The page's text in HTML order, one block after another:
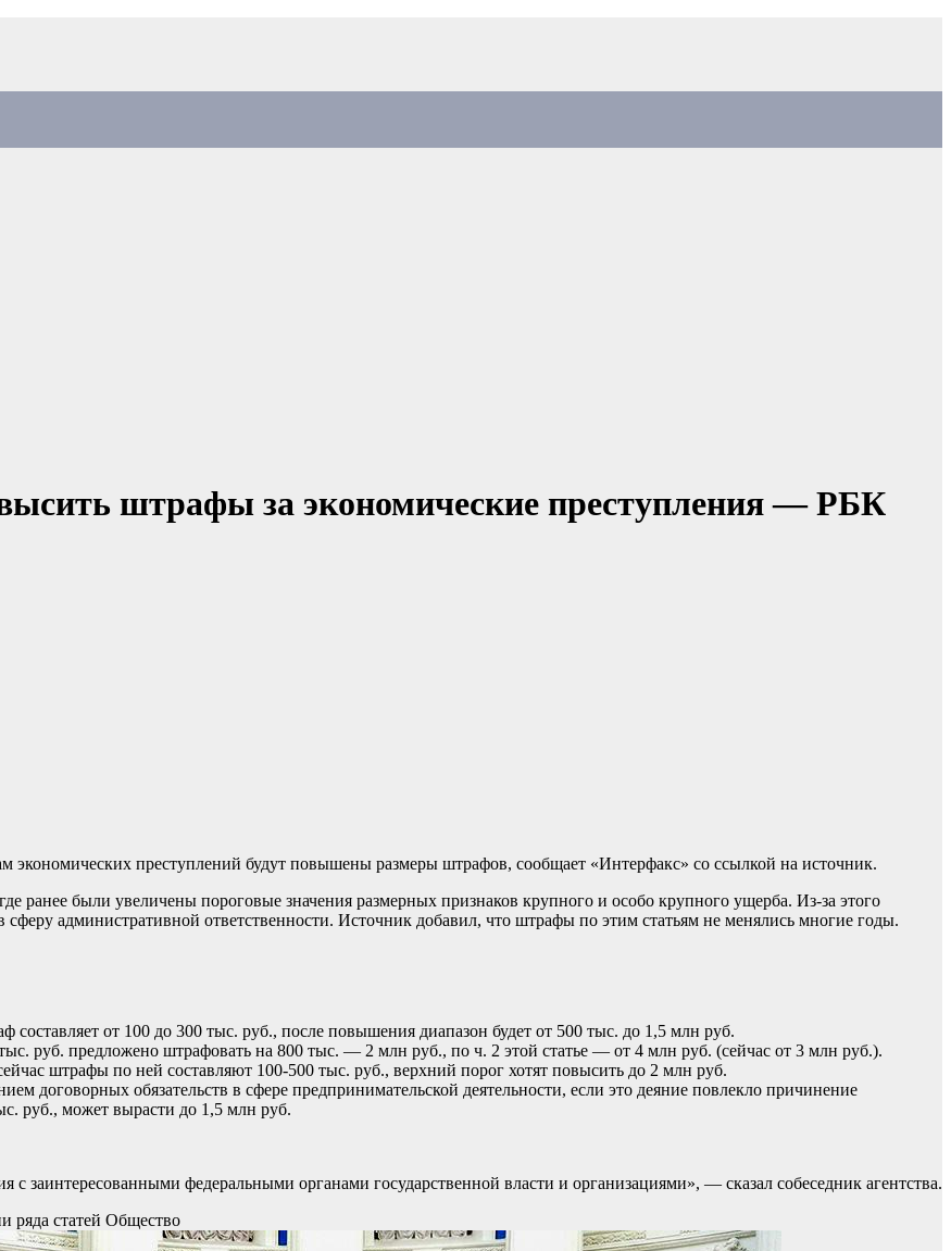
штрафы за экономические преступления — РБК
экономических преступлений будут повышены размеры штрафов, сообщает «Интерфакс» со ссылкой на источник.
ранее были увеличены пороговые значения размерных признаков крупного и особо крупного ущерба. Из-за этого
административной ответственности. Источник добавил, что штрафы по этим статьям не менялись многие годы.
от 100 до 300 тыс. руб., после повышения диапазон будет от 500 тыс. до 1,5 млн руб.
руб. предложено штрафовать на 800 тыс. — 2 млн руб., по ч. 2 этой статье — от 4 млн руб. (сейчас от 3 млн руб.).
штрафы по ней составляют 100-500 тыс. руб., верхний порог хотят повысить до 2 млн руб.
договорных обязательств в сфере предпринимательской деятельности, если это деяние повлекло причинение
руб., может вырасти до 1,5 млн руб.
с заинтересованными федеральными органами государственной власти и организациями», — сказал собеседник агентства.
ряда статей Общество